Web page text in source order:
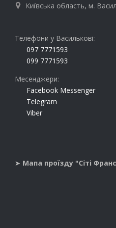
 Київська область, м.
Телефони у Василькові:
097 7771593
099 7771593
Месенджери:
Facebook Messenger
Telegram
Viber
➤ Мапа проїзду "Сіті